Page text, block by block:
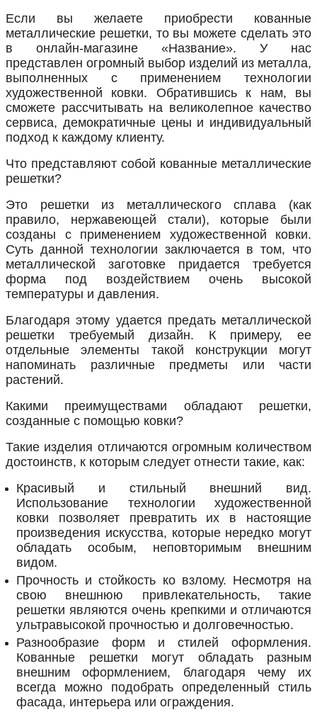
Если вы желаете приобрести кованные
металлические решетки, то вы можете сделать это
в онлайн-магазине «Название». У нас
представлен огромный выбор изделий из металла,
выполненных с применением технологии
художественной ковки. Обратившись к нам, вы
сможете рассчитывать на великолепное качество
сервиса, демократичные цены и индивидуальный
подход к каждому клиенту.
Что представляют собой кованные металлические
решетки?
Это решетки из металлического сплава (как
правило, нержавеющей стали), которые были
созданы с применением художественной ковки.
Суть данной технологии заключается в том, что
металлической заготовке придается требуется
форма под воздействием очень высокой
температуры и давления.
Благодаря этому удается предать металлической
решетки требуемый дизайн. К примеру, ее
отдельные элементы такой конструкции могут
напоминать различные предметы или части
растений.
Какими преимуществами обладают решетки,
созданные с помощью ковки?
Такие изделия отличаются огромным количеством
достоинств, к которым следует отнести такие, как:
Красивый и стильный внешний вид.
Использование технологии художественной
ковки позволяет превратить их в настоящие
произведения искусства, которые нередко могут
обладать особым, неповторимым внешним
видом.
Прочность и стойкость ко взлому. Несмотря на
свою внешнюю привлекательность, такие
решетки являются очень крепкими и отличаются
ультравысокой прочностью и долговечностью.
Разнообразие форм и стилей оформления.
Кованные решетки могут обладать разным
внешним оформлением, благодаря чему их
всегда можно подобрать определенный стиль
фасада, интерьера или ограждения.